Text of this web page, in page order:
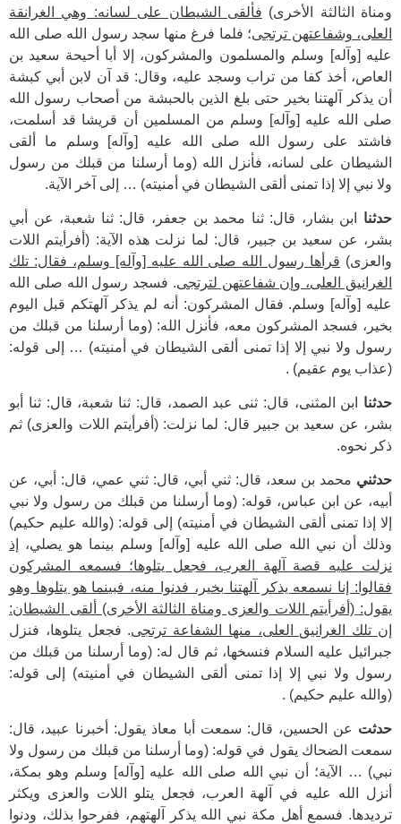
ومناة الثالثة الأخرى) فألقى الشيطان على لسانه: وهي الغرانقة
العلى، وشفاعتهن ترتجى؛ فلما فرغ منها سجد رسول الله صلى الله
عليه [وآله] وسلم والمسلمون والمشركون، إلا أبا أحيحة سعيد بن
العاص، أخذ كفا من تراب وسجد عليه، وقال: قد آن لابن أبي كبشة
أن يذكر آلهتنا بخير حتى بلغ الذين بالحبشة من أصحاب رسول الله
صلى الله عليه [وآله] وسلم من المسلمين أن قريشا قد أسلمت،
فاشتد على رسول الله صلى الله عليه [وآله] وسلم ما ألقى
الشيطان على لسانه، فأنزل الله (وما أرسلنا من قبلك من رسول
ولا نبي إلا إذا تمنى ألقى الشيطان في أمنيته) … إلى آخر الآية.
حدثنا ابن بشار، قال: ثنا محمد بن جعفر، قال: ثنا شعبة، عن أبي
بشر، عن سعيد بن جبير، قال: لما نزلت هذه الآية: (أفرأيتم اللات
والعزى) قرأها رسول الله صلى الله عليه [وآله] وسلم، فقال: تلك
الغرانيق العلى، وإن شفاعتهن لترتجى. فسجد رسول الله صلى الله
عليه [وآله] وسلم. فقال المشركون: أنه لم يذكر آلهتكم قبل اليوم
بخير، فسجد المشركون معه، فأنزل الله: (وما أرسلنا من قبلك من
رسول ولا نبي إلا إذا تمنى ألقى الشيطان في أمنيته) … إلى قوله:
(عذاب يوم عقيم) .
حدثنا ابن المثنى، قال: ثنى عبد الصمد، قال: ثنا شعبة، قال: ثنا أبو
بشر، عن سعيد بن جبير قال: لما نزلت: (أفرأيتم اللات والعزى) ثم
ذكر نحوه.
حدثني محمد بن سعد، قال: ثني أبي، قال: ثني عمي، قال: أبي، عن
أبيه، عن ابن عباس، قوله: (وما أرسلنا من قبلك من رسول ولا نبي
إلا إذا تمنى ألقى الشيطان في أمنيته) إلى قوله: (والله عليم حكيم)
وذلك أن نبي الله صلى الله عليه [وآله] وسلم بينما هو يصلي،
إذ
نزلت عليه قصة آلهة العرب، فجعل يتلوها؛ فسمعه المشركون
فقالوا: إنا نسمعه يذكر آلهتنا بخير، فدنوا منه، فبينما هو يتلوها وهو
يقول: (أفرأيتم اللات والعزى ومناة الثالثة الأخرى) ألقى الشيطان:
إن تلك الغرانيق العلى، منها الشفاعة ترتجى. فجعل يتلوها، فنزل
جبرائيل عليه السلام فنسخها، ثم قال له: (وما أرسلنا من قبلك من
رسول ولا نبي إلا إذا تمنى ألقى الشيطان في أمنيته) إلى قوله:
(والله عليم حكيم) .
حدثت عن الحسين، قال: سمعت أبا معاذ يقول: أخبرنا عبيد، قال:
سمعت الضحاك يقول في قوله: (وما أرسلنا من قبلك من رسول ولا
نبي) … الآية؛ أن نبي الله صلى الله عليه [وآله] وسلم وهو بمكة،
أنزل الله عليه في آلهة العرب، فجعل يتلو اللات والعزى ويكثر
ترديدها. فسمع أهل مكة نبي الله يذكر آلهتهم، ففرحوا بذلك، ودنوا